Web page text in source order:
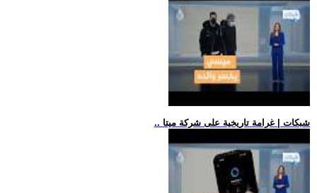
.. شبكات | غرامة تاريخية على شركة ميتا